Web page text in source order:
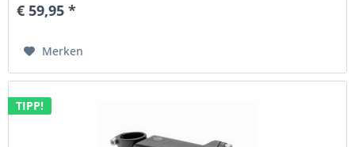
€ 59,95 *
Merken
TIPP!